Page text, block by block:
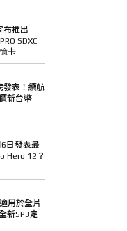
推出
SDXC
卡
發表！續航
新台幣
日發表最
Hero 12？
用於全片
新SP3定